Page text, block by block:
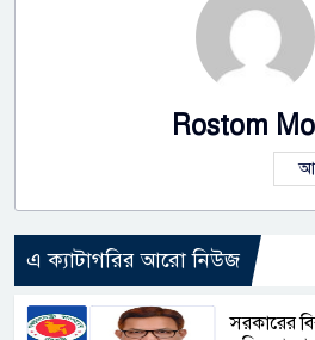
Rostom
এ ক্যাটাগরির আরো নিউজ
সরকারের